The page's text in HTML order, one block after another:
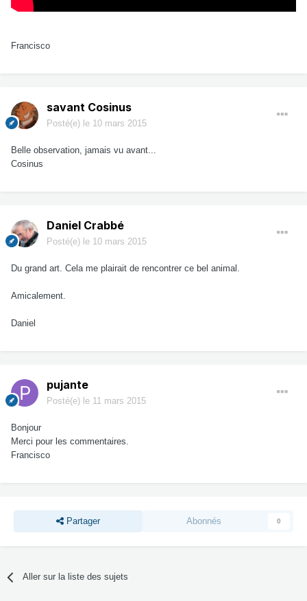
Francisco
savant Cosinus
Posté(e) le 10 mars 2015
Belle observation, jamais vu avant...
Cosinus
Daniel Crabbé
Posté(e) le 10 mars 2015
Du grand art. Cela me plairait de rencontrer ce bel animal.
Amicalement.
Daniel
pujante
Posté(e) le 11 mars 2015
Bonjour
Merci pour les commentaires.
Francisco
Partager Abonnés 0
Aller sur la liste des sujets